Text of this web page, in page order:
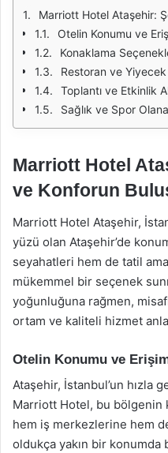
Marriott Hotel Ataşehir:
Otelin Konumu ve
Konaklama
Restoran ve
Toplantı ve Etkinlik
Sağlık ve Spor
Marriott Hotel
ve Konforun
Marriott Hotel Ataşehir,
yüzü olan Ataşehir’de
seyahatleri hem de tatil
mükemmel bir seçenek
yoğunluğuna rağmen,
ortam ve kaliteli hizmet
Otelin Konumu ve
Ataşehir, İstanbul’un hızla
Marriott Hotel, bu bölgenin
hem iş merkezlerine hem
oldukça yakın bir